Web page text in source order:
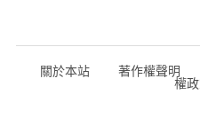
關於本站 著作權聲明
權